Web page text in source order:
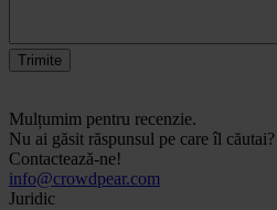
Trimite
Mulțumim pentru recenzie.
Nu ai găsit răspunsul pe care îl căutai?
Contactează-ne!
info@crowdpear.com
Juridic